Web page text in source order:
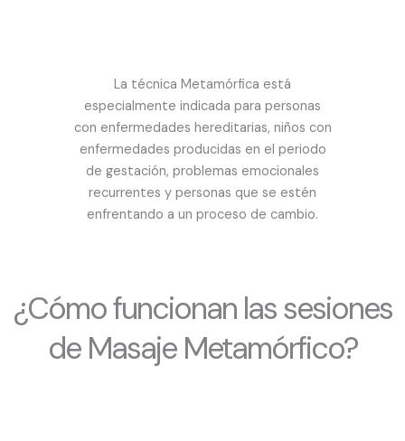
La técnica Metamórfica está
especialmente indicada para personas
con enfermedades hereditarias, niños con
enfermedades producidas en el periodo
de gestación, problemas emocionales
recurrentes y personas que se estén
enfrentando a un proceso de cambio.
¿Cómo funcionan las sesiones
de Masaje Metamórfico?